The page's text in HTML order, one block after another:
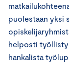
puolestaan yksi
helposti
hankalista